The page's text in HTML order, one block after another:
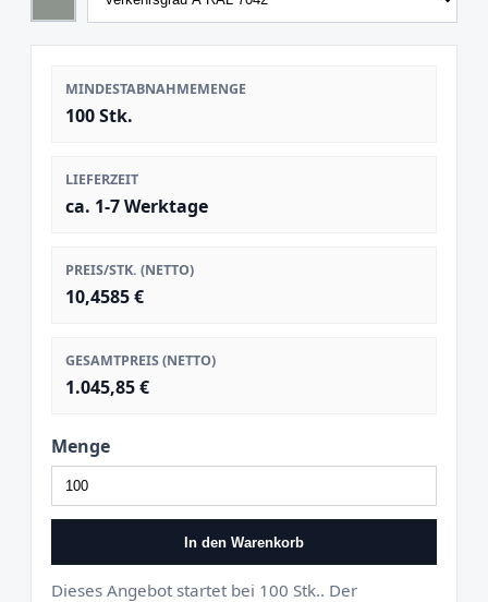
MINDESTABNAHMEMENGE
100 Stk.
LIEFERZEIT
ca. 1-7 Werktage
PREIS/STK. (NETTO)
10,4585 €
GESAMTPREIS (NETTO)
1.045,85 €
Menge
In den Warenkorb
Dieses Angebot startet bei 100 Stk.. Der